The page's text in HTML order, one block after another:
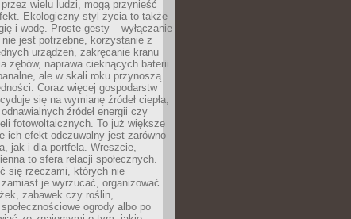
wielu ludzi, mogą przynieść
Ekologiczny styl życia to także
i wodę. Proste gesty – wyłączanie
nie jest potrzebne, korzystanie z
urządzeń, zakręcanie kranu
zębów, naprawa cieknących baterii
ale w skali roku przynoszą
Coraz więcej gospodarstw
się na wymianę źródeł ciepła,
źródeł energii czy
fotowoltaicznych. To już większe
ich efekt odczuwalny jest zarówno
jak i dla portfela. Wreszcie,
to sfera relacji społecznych.
się rzeczami, których nie
je wyrzucać, organizować
zabawek czy roślin,
ogrody albo po